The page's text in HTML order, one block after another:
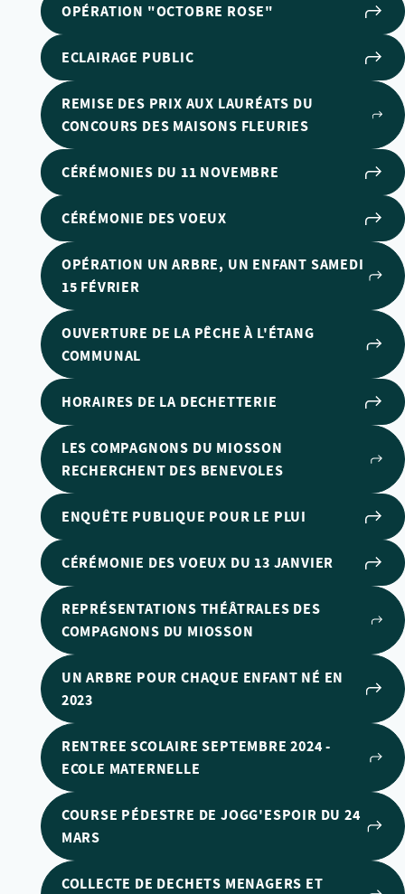
OPÉRATION "OCTOBRE ROSE"
ECLAIRAGE PUBLIC
REMISE DES PRIX AUX LAURÉATS DU
CONCOURS DES MAISONS FLEURIES
CÉRÉMONIES DU 11 NOVEMBRE
CÉRÉMONIE DES VOEUX
OPÉRATION UN ARBRE, UN ENFANT SAMEDI
15 FÉVRIER
OUVERTURE DE LA PÊCHE À L'ÉTANG
COMMUNAL
HORAIRES DE LA DECHETTERIE
LES COMPAGNONS DU MIOSSON
RECHERCHENT DES BENEVOLES
ENQUÊTE PUBLIQUE POUR LE PLUI
CÉRÉMONIE DES VOEUX DU 13 JANVIER
REPRÉSENTATIONS THÉÂTRALES DES
COMPAGNONS DU MIOSSON
UN ARBRE POUR CHAQUE ENFANT NÉ EN
2023
RENTREE SCOLAIRE SEPTEMBRE 2024 -
ECOLE MATERNELLE
COURSE PÉDESTRE DE JOGG'ESPOIR DU 24
MARS
COLLECTE DE DECHETS MENAGERS ET